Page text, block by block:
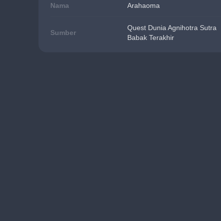
Nama Arahaoma
Sumber
Quest Dunia Agnihotra Sutra
Babak Terakhir